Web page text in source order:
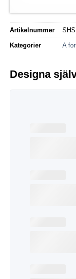
Artikelnummer
Kategorier A
Designa